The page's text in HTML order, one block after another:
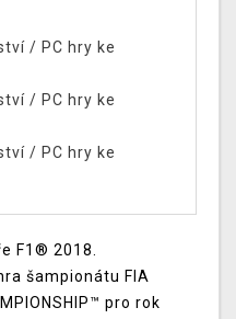
/ PC hry ke
/ PC hry ke
/ PC hry ke
F1® 2018.
šampionátu FIA
pro rok